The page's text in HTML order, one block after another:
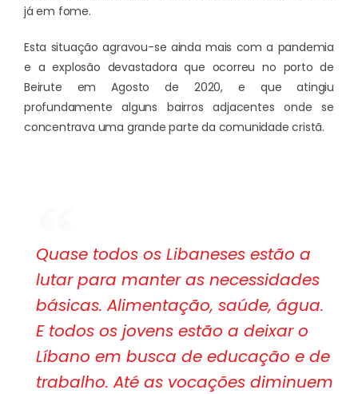
já em fome.
Esta situação agravou-se ainda mais com a pandemia
e a explosão devastadora que ocorreu no porto de
Beirute em Agosto de 2020, e que atingiu
profundamente alguns bairros adjacentes onde se
concentrava uma grande parte da comunidade cristã.
Quase todos os Libaneses estão a
lutar para manter as necessidades
básicas. Alimentação, saúde, água.
E todos os jovens estão a deixar o
Líbano em busca de educação e de
trabalho. Até as vocações diminuem